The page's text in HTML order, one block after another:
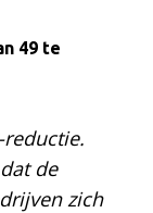
49 te
de
zich